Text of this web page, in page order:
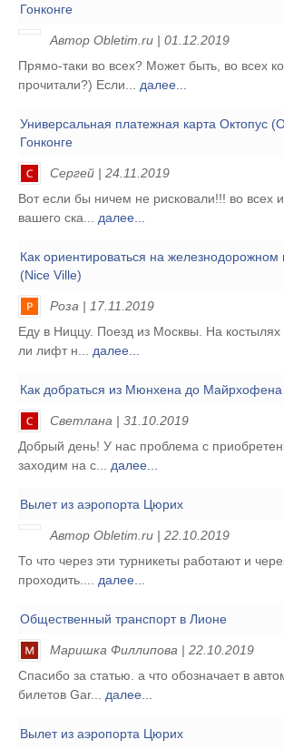
Гонконге
Автор Obletim.ru | 01.12.2019
Прямо-таки во всех? Может быть, во всех
прочитали?) Если... далее...
Универсальная платежная карта Октопус
Гонконге
Сергей | 24.11.2019
Вот если бы ничем не рисковали!!! во всех
вашего ска... далее...
Как ориентироваться на железнодорожном
(Nice Ville)
Роза | 17.11.2019
Еду в Ниццу. Поезд из Москвы. На костылях
ли лифт н... далее...
Как добраться из Мюнхена до Майрхофена
Светлана | 31.10.2019
Добрый день! У нас проблема с
заходим на с... далее...
Вылет из аэропорта Цюрих
Автор Obletim.ru | 22.10.2019
То что через эти турникеты работают и
проходить.... далее...
Общественный транспорт в Лионе
Маришка Филлипова | 22.10.2019
Спасибо за статью. а что обозначает в
билетов Gar... далее...
Вылет из аэропорта Цюрих